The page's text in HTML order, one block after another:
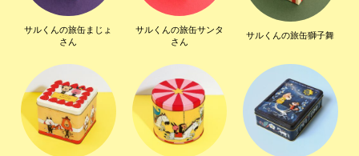
サルくんの旅缶まじょ
さん
サルくんの旅缶サンタ
さん
サルくんの旅缶獅子舞